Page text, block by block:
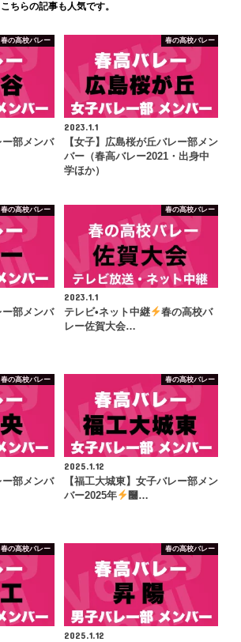
こちらの記事も人気です。
春の高校バレー
ー部メンバ
春の高校バレー
2023.1.1
【女子】広島桜が丘バレー部メン
バー（春高バレー2021・出身中
学ほか）
春の高校バレー
ー部メンバ
春の高校バレー
2023.1.1
テレビ•ネット中継
春の高校バ
レー佐賀大会…
春の高校バレー
ー部メンバ
春の高校バレー
2025.1.12
【福工大城東】女子バレー部メン
バー2025年
࿠…
春の高校バレー 春の高校バレー
2025.1.12